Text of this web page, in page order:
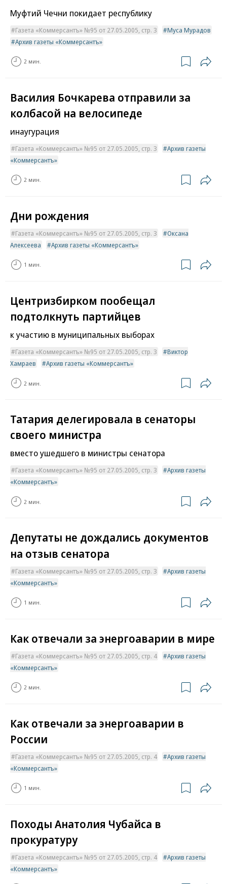
Муфтий Чечни покидает республику
Газета «Коммерсантъ» №95 от 27.05.2005, стр. 3
Муса Мурадов
Архив газеты «Коммерсантъ»
2 мин.
Василия Бочкарева отправили за
колбасой на велосипеде
инаугурация
Газета «Коммерсантъ» №95 от 27.05.2005, стр. 3
Архив газеты
«Коммерсантъ»
2 мин.
Дни рождения
Газета «Коммерсантъ» №95 от 27.05.2005, стр. 3
Оксана
Алексеева
Архив газеты «Коммерсантъ»
1 мин.
Центризбирком пообещал
подтолкнуть партийцев
к участию в муниципальных выборах
Газета «Коммерсантъ» №95 от 27.05.2005, стр. 3
Виктор
Хамраев
Архив газеты «Коммерсантъ»
2 мин.
Татария делегировала в сенаторы
своего министра
вместо ушедшего в министры сенатора
Газета «Коммерсантъ» №95 от 27.05.2005, стр. 3
Архив газеты
«Коммерсантъ»
2 мин.
Депутаты не дождались документов
на отзыв сенатора
Газета «Коммерсантъ» №95 от 27.05.2005, стр. 3
Архив газеты
«Коммерсантъ»
1 мин.
Как отвечали за энергоаварии в мире
Газета «Коммерсантъ» №95 от 27.05.2005, стр. 4
Архив газеты
«Коммерсантъ»
2 мин.
Как отвечали за энергоаварии в
России
Газета «Коммерсантъ» №95 от 27.05.2005, стр. 4
Архив газеты
«Коммерсантъ»
1 мин.
Походы Анатолия Чубайса в
прокуратуру
Газета «Коммерсантъ» №95 от 27.05.2005, стр. 4
Архив газеты
«Коммерсантъ»